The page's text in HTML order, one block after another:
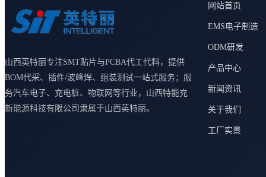
山西英特丽专注SMT贴片与PCBA代工代料，提供
BOM代采、插件/波峰焊、组装测试一站式服务；服
务汽车电子、充电桩、物联网等行业，山西特能充
新能源科技有限公司隶属于山西英特丽。
网站首页
EMS电子制造
ODM研发
产品中心
新闻资讯
关于我们
工厂实景